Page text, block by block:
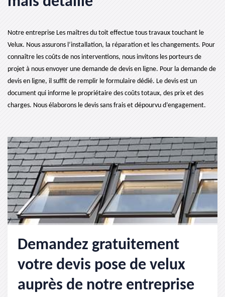
Notre entreprise Les maîtres du toit effectue tous travaux touchant le
Velux. Nous assurons l’installation, la réparation et les changements. Pour
connaître les coûts de nos interventions, nous invitons les porteurs de
projet à nous envoyer une demande de devis en ligne. Pour la demande de
devis en ligne, il suffit de remplir le formulaire dédié. Le devis est un
document qui informe le propriétaire des coûts totaux, des prix et des
charges. Nous élaborons le devis sans frais et dépourvu d’engagement.
Demandez gratuitement
votre devis pose de velux
auprès de notre entreprise